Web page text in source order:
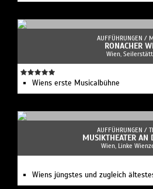
AUFFÜHRUNGEN /
RONACHER
Wien,
Wiens erste Musicalbühne
AUFFÜHRUNGEN /
MUSIKTHEATER AN
Wien, Linke
Wiens jüngstes und zugleich